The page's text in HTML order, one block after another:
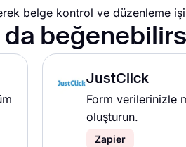
belge kontrol ve düzenleme
da
JustClick
Form verilerinizle
oluşturun.
Zapier